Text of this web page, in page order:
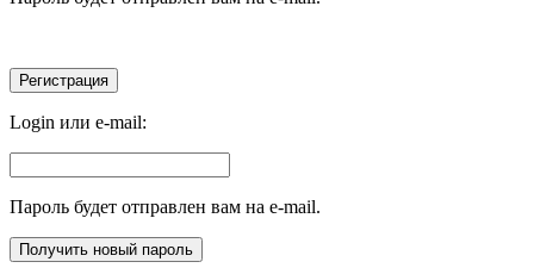
Login или e-mail:
Пароль будет отправлен вам на e-mail.